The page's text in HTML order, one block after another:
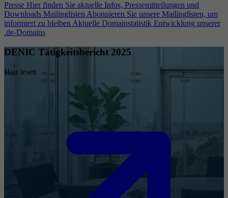
Presse Hier finden Sie aktuelle Infos, Pressemitteilungen und
Downloads Mailinglisten Abonnieren Sie unsere Mailinglisten, um
informiert zu bleiben Aktuelle Domainstatistik Entwicklung unserer
.de-Domains
DENIC Tätigkeitsbericht 2025
Hier lesen